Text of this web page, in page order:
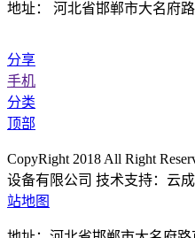
地址： 河北省邯郸市大名府
分享
手机
分类
顶部
CopyRight 2018 All Right
设备有限公司 技术支持：云
站地图